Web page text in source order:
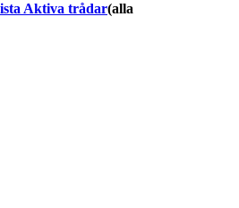
Aktiva trådar(alla